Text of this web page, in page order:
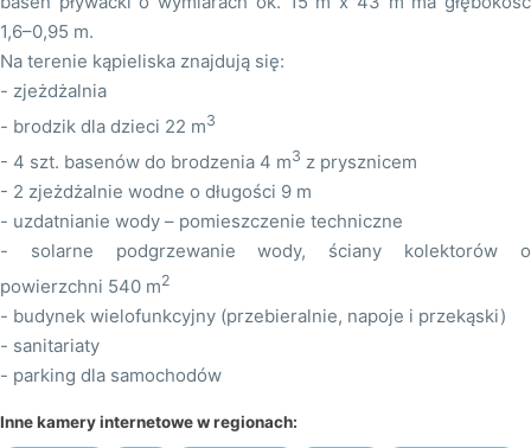
1,6–0,95 m.
Na terenie kąpieliska znajdują się:
- zjeżdżalnia
- brodzik dla dzieci 22 m3
- 4 szt. basenów do brodzenia 4 m3 z prysznicem
- 2 zjeżdżalnie wodne o długości 9 m
- uzdatnianie wody – pomieszczenie techniczne
- solarne podgrzewanie wody, ściany kolektorów o
powierzchni 540 m2
- budynek wielofunkcyjny (przebieralnie, napoje i przekąski)
- sanitariaty
- parking dla samochodów
Inne kamery internetowe w regionach: